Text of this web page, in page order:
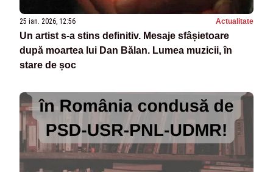
25 ian. 2026, 12:56 Actualitate
Un artist s-a stins definitiv. Mesaje sfâșietoare
după moartea lui Dan Bălan. Lumea muzicii, în
stare de șoc